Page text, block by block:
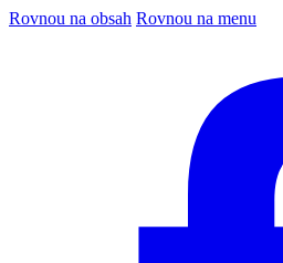
Rovnou na obsah Rovnou na menu